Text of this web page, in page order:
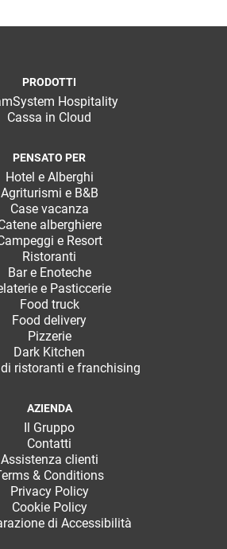
PRODOTTI
Hospitality
Cassa in Cloud
PENSATO PER
Hotel e Alberghi
Agriturismi e B&B
Case vacanza
alberghiere
e Resort
Ristoranti
Bar e Enoteche
e Pasticcerie
Food truck
Food delivery
Pizzerie
Dark Kitchen
di ristoranti e franchising
AZIENDA
Il Gruppo
Contatti
Assistenza clienti
& Conditions
Privacy Policy
Cookie Policy
di Accessibilità